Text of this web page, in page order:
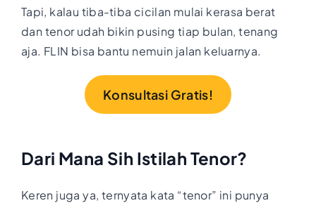
Tapi, kalau tiba-tiba cicilan mulai kerasa berat
dan tenor udah bikin pusing tiap bulan, tenang
aja. FLIN bisa bantu nemuin jalan keluarnya.
Konsultasi Gratis!
Dari Mana Sih Istilah Tenor?
Keren juga ya, ternyata kata “tenor” ini punya